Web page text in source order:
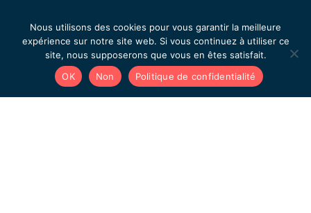
Nous utilisons des cookies pour vous garantir la meilleure
expérience sur notre site web. Si vous continuez à utiliser ce
site, nous supposerons que vous en êtes satisfait.
OK
Non Politique de confidentialité